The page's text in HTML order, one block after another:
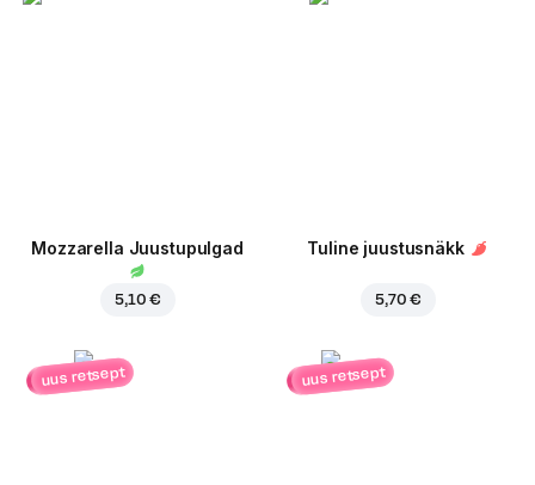
Mozzarella Juustupulgad
5,10 €
Tuline juustusnäkk
5,70 €
uus retsept uus retsept